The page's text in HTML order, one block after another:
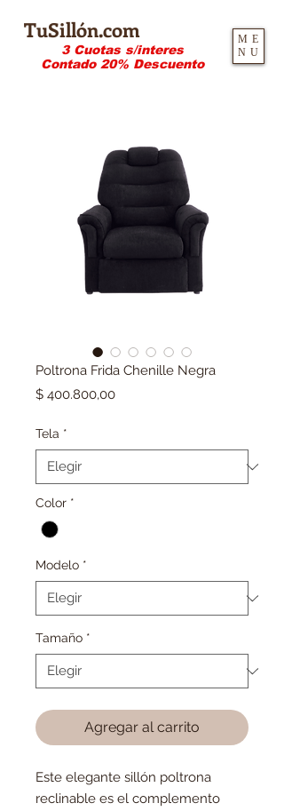
TuSillón.com
3 Cuotas s/interes
Contado 20% Descuento
ME
NU
Poltrona Frida Chenille Negra
$ 400.800,00Precio
Tela *
Color *
Modelo *
Tamaño *
Agregar al carrito
Este elegante sillón poltrona
reclinable es el complemento